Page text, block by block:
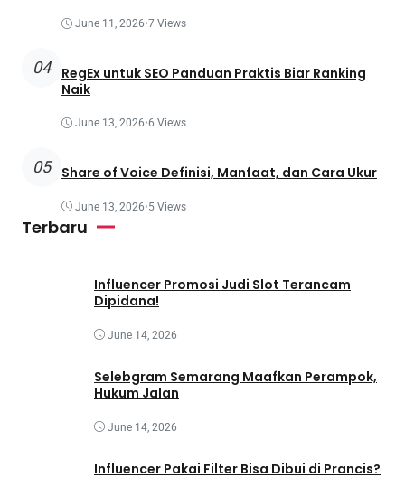
June 11, 2026•7 Views
04
RegEx untuk SEO Panduan Praktis Biar Ranking
Naik
June 13, 2026•6 Views
05 Share of Voice Definisi, Manfaat, dan Cara Ukur
June 13, 2026•5 Views
Terbaru
Influencer Promosi Judi Slot Terancam
Dipidana!
June 14, 2026
Selebgram Semarang Maafkan Perampok,
Hukum Jalan
June 14, 2026
Influencer Pakai Filter Bisa Dibui di Prancis?